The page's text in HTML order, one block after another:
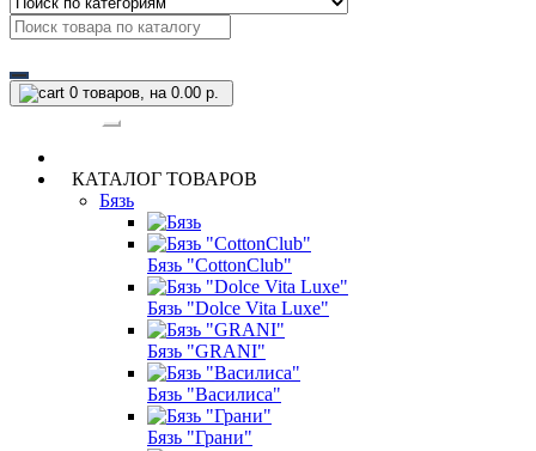
0 товаров, на 0.00 р.
КАТАЛОГ ТОВАРОВ
Бязь
Бязь "CottonClub"
Бязь "Dolce Vita Luxe"
Бязь "GRANI"
Бязь "Василиса"
Бязь "Грани"